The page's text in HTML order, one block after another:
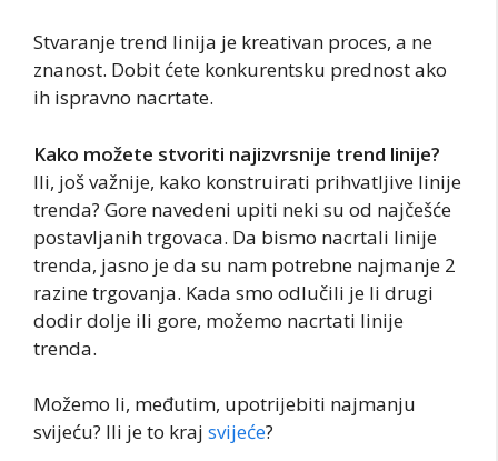
Stvaranje trend linija je kreativan proces, a ne
znanost. Dobit ćete konkurentsku prednost ako
ih ispravno nacrtate.
Kako možete stvoriti najizvrsnije trend linije?
Ili, još važnije, kako konstruirati prihvatljive linije
trenda? Gore navedeni upiti neki su od najčešće
postavljanih trgovaca. Da bismo nacrtali linije
trenda, jasno je da su nam potrebne najmanje 2
razine trgovanja. Kada smo odlučili je li drugi
dodir dolje ili gore, možemo nacrtati linije
trenda.
Možemo li, međutim, upotrijebiti najmanju
svijeću? Ili je to kraj svijeće?